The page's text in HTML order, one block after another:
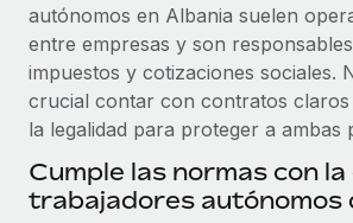
en todo el mundo.
Apertura de entidades
Abre entidades conforme a la
Movilidad y reubicación
Reubica a los empleados con
BLOG
Novedades de producto de
Integraciones con Gusto y Xero
Management Plus
La misión de Remote sigue siendo
todos los tamaños a contratar, gestionar
autónomos en Albania suelen
entre empresas y son
impuestos y cotizaciones sociales.
crucial contar con contratos
la legalidad para proteger a ambas
Cumple las normas con
trabajadores autónomos